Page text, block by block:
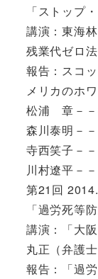
「ストップ
講演：東海
残業代ゼロ
報告：スコ
メリカのホ
松浦 章－－
森川泰明－
寺西笑子
川村遼平－
第21回
「過労死等
講演：「大
丸正（弁護士
報告：「過